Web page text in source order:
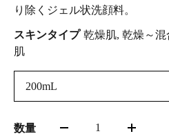
り除くジェル状洗顔料。
スキンタイプ 乾燥肌, 乾燥～
肌
200mL
数量 1